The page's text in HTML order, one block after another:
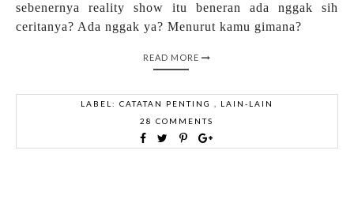
sebenernya reality show itu beneran ada nggak sih
ceritanya? Ada nggak ya? Menurut kamu gimana?
READ MORE
LABEL: CATATAN PENTING
LAIN-LAIN
28 COMMENTS